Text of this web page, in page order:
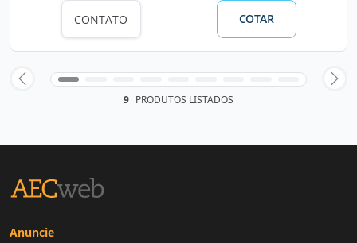
CONTATO COTAR
9 PRODUTOS LISTADOS
Anuncie